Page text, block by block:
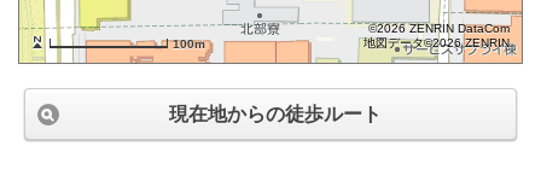
100m
©2026 ZENRIN DataCom
地図データ©2026 ZENRIN
現在地からの徒歩ルート